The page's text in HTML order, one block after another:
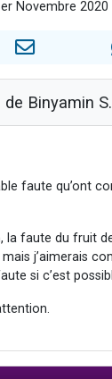
vient de donner
2 personnes viennent de faire
Novembre 2020
Binyamin S.
faute qu’ont
faute du fruit de
j’aimerais
si c’est